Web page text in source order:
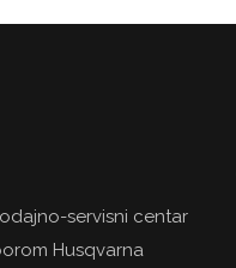
servisni centar
Husqvarna